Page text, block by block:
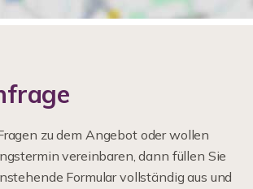
zu dem Angebot oder wollen
vereinbaren, dann füllen Sie
Formular vollständig aus und